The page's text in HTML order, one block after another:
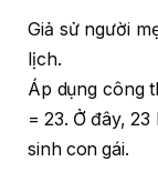
Giả sử người
lịch.
Áp dụng công
= 23. Ở đây,
sinh con gái.